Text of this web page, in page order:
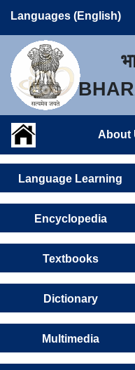
Languages (English)
About
Language Learning
Encyclopedia
Textbooks
Dictionary
Multimedia